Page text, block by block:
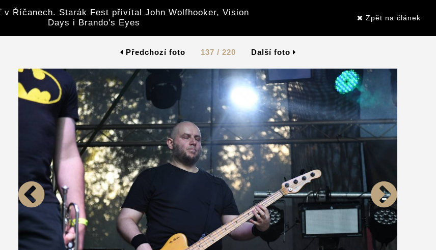
v Říčanech. Starák Fest přivítal John Wolfhooker, Vision
Days i Brando's Eyes
Zpět na článek
Předchozí foto 137 / 220 Další foto